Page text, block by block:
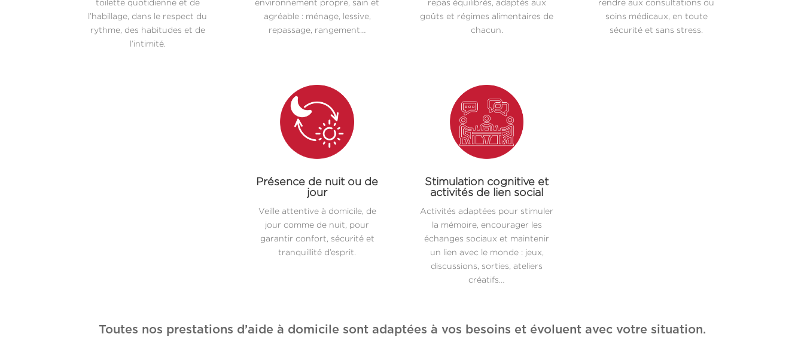
toilette quotidienne et de
l’habillage, dans le respect du
rythme, des habitudes et de
l’intimité.
environnement propre, sain et
agréable : ménage, lessive,
repassage, rangement…
repas équilibrés, adaptés aux
goûts et régimes alimentaires de
chacun.
rendre aux consultations ou
soins médicaux, en toute
sécurité et sans stress.
Présence de nuit ou de
jour
Veille attentive à domicile, de
jour comme de nuit, pour
garantir confort, sécurité et
tranquillité d’esprit.
Stimulation cognitive et
activités de lien social
Activités adaptées pour stimuler
la mémoire, encourager les
échanges sociaux et maintenir
un lien avec le monde : jeux,
discussions, sorties, ateliers
créatifs…
Toutes nos prestations d’aide à domicile sont adaptées à vos besoins et évoluent avec votre situation.